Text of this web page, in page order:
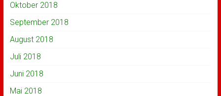
Oktober 2018
September 2018
August 2018
Juli 2018
Juni 2018
Mai 2018